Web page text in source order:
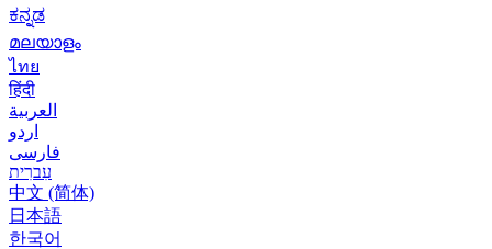
ಕನ್ನಡ
മലയാളം
ไทย
हिंदी
العربية
اردو
فارسی
עִברִית
中文 (简体)
日本語
한국어